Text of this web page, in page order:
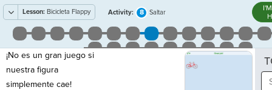
Lesson: Bicicleta Flappy Activity: 8 Saltar
¡No es un gran juego si
nuestra figura
simplemente cae!